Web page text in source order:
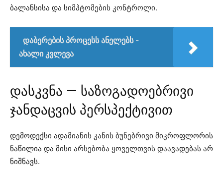
ბალანსისა და სიმპტომების კონტროლი.
დაბერების პროცესს ანელებს -
ახალი კვლევა
დასკვნა — საზოგადოებრივი
ჯანდაცვის პერსპექტივით
დემოდექსი ადამიანის კანის ბუნებრივი მიკროფლორის
ნაწილია და მისი არსებობა ყოველთვის დაავადებას არ
ნიშნავს.